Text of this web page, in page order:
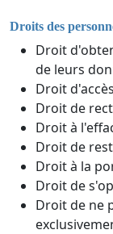
Droits des
Droit
de leurs
Droit
Droit de
Droit à
Droit de
Droit à la
Droit de
Droit de ne